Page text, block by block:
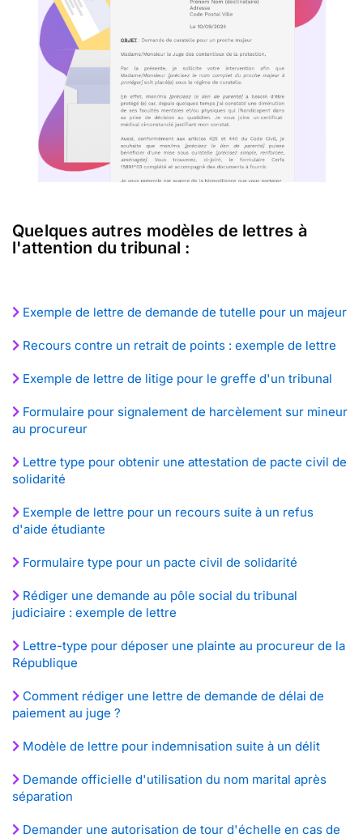
Quelques autres modèles de lettres à
l'attention du tribunal :
Exemple de lettre de demande de tutelle pour un majeur
Recours contre un retrait de points : exemple de lettre
Exemple de lettre de litige pour le greffe d'un tribunal
Formulaire pour signalement de harcèlement sur mineur
au procureur
Lettre type pour obtenir une attestation de pacte civil de
solidarité
Exemple de lettre pour un recours suite à un refus
d'aide étudiante
Formulaire type pour un pacte civil de solidarité
Rédiger une demande au pôle social du tribunal
judiciaire : exemple de lettre
Lettre-type pour déposer une plainte au procureur de la
République
Comment rédiger une lettre de demande de délai de
paiement au juge ?
Modèle de lettre pour indemnisation suite à un délit
Demande officielle d'utilisation du nom marital après
séparation
Demander une autorisation de tour d'échelle en cas de